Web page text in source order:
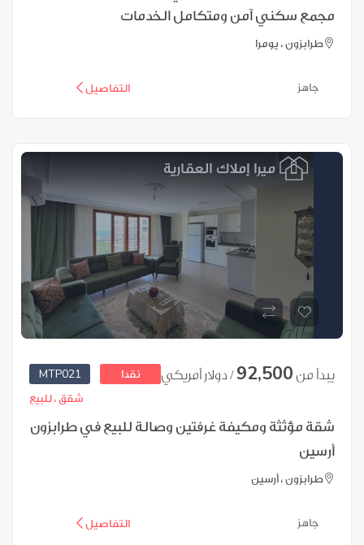
مجمع سكني آمن ومتكامل الخدمات
طرابزون ، يومرا
التفاصيل
MTP021 نقدا يبدأ من 92,500 / دولار أمريكي
شقق ،للبيع
شقة مؤثثة ومكيفة غرفتين وصالة للبيع في طرابزون
أرسين
طرابزون ، أرسين
التفاصيل